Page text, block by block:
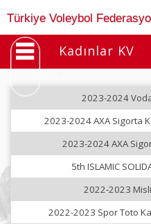
Türkiye Voleybol
Kadınlar KV
2023-2024
2023-2024 AXA Sigorta
2023-2024 AXA
5th ISLAMIC
2022-2023
2022-2023 Spor Toto